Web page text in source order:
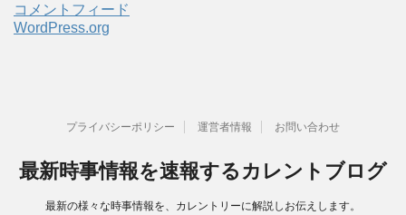
コメントフィード
WordPress.org
プライバシーポリシー 運営者情報 お問い合わせ
最新時事情報を速報するカレントブログ
最新の様々な時事情報を、カレントリーに解説しお伝えします。